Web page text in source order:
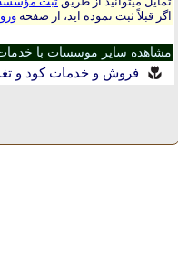
اگر قبلاً ثبت نموده اید، از صفحه
مشاهده سایر موسسات با
فروش و خدمات کود و